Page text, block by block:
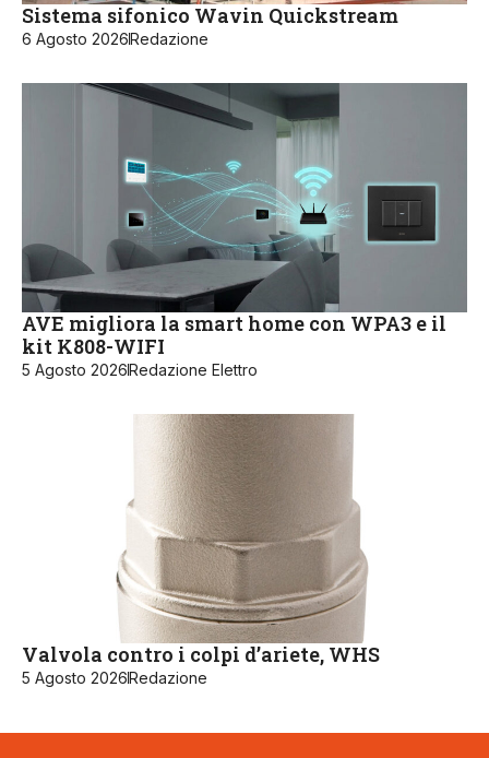
Sistema sifonico Wavin Quickstream
6 Agosto 2026Redazione
AVE migliora la smart home con WPA3 e il
kit K808-WIFI
5 Agosto 2026Redazione Elettro
Valvola contro i colpi d’ariete, WHS
5 Agosto 2026Redazione